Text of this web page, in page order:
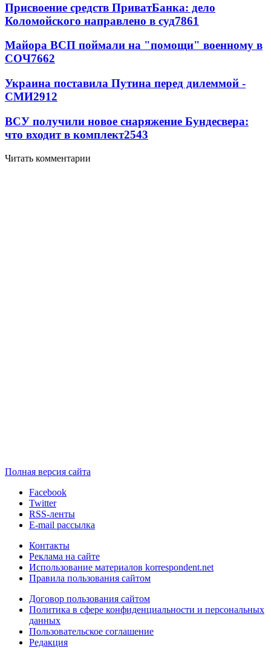
Присвоение средств ПриватБанка: дело
Коломойского направлено в суд7861
Майора ВСП поймали на "помощи" военному в
СОЧ7662
Украина поставила Путина перед дилеммой -
СМИ2912
ВСУ получили новое снаряжение Бундесвера:
что входит в комплект2543
Читать комментарии
Полная версия сайта
Facebook
Twitter
RSS-ленты
E-mail рассылка
Контакты
Реклама на сайте
Использование материалов korrespondent.net
Правила пользования сайтом
Договор пользования сайтом
Политика в сфере конфиденциальности и персональных
данных
Пользовательское соглашение
Редакция